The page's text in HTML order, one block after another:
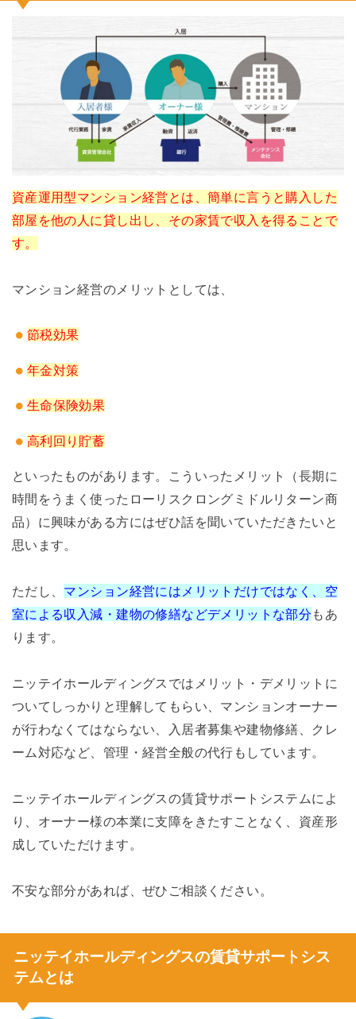
資産運用型マンション経営とは、簡単に言うと購入した
部屋を他の人に貸し出し、その家賃で収入を得ることで
す。
マンション経営のメリットとしては、
節税効果
年金対策
生命保険効果
高利回り貯蓄
といったものがあります。こういったメリット（長期に
時間をうまく使ったローリスクロングミドルリターン商
品）に興味がある方にはぜひ話を聞いていただきたいと
思います。
ただし、 マンション経営にはメリットだけではなく、空
室による収入減・建物の修繕などデメリットな部分 もあ
ります。
ニッテイホールディングスではメリット・デメリットに
ついてしっかりと理解してもらい、マンションオーナー
が行わなくてはならない、入居者募集や建物修繕、クレ
ーム対応など、管理・経営全般の代行もしています。
ニッテイホールディングスの賃貸サポートシステムによ
り、オーナー様の本業に支障をきたすことなく、資産形
成していただけます。
不安な部分があれば、ぜひご相談ください。
ニッテイホールディングスの賃貸サポートシス
テムとは